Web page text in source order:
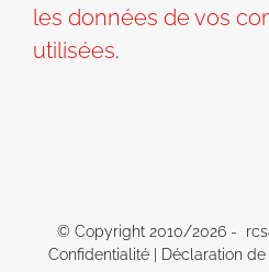
les données de vos
utilisées.
© Copyright 2010/2026 -
Confidentialité| Déclaration